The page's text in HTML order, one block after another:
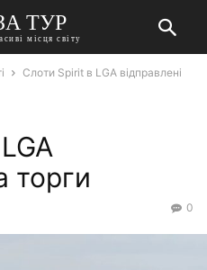
ТУР
місця світу
Слоти Spirit в LGA відправлені
торги
0